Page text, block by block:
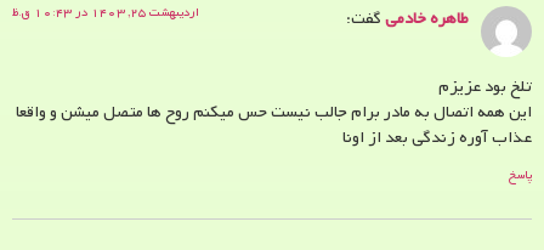
طاهره خادمیگفت: اردیبهشت ۲۵, ۱۴۰۳ در ۱۰:۴۳ ق.ظ
تلخ بود عزیزم
این همه اتصال به مادر برام جالب نیست حس میکنم روح ها متصل میشن و واقعا
عذاب آوره زندگی بعد از اونا
پاسخ